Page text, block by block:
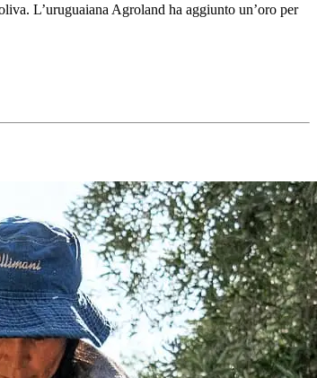
L’uruguaiana Agroland ha aggiunto un’oro per